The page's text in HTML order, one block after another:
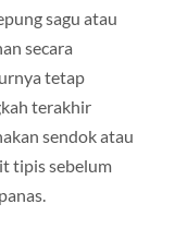
sagu atau
secara
tetap
terakhir
sendok atau
tipis sebelum